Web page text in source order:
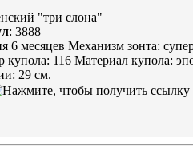
"три слона"
: 3888
6 месяцев Механизм зонта:
купола: 116 Материал купола:
29 см.